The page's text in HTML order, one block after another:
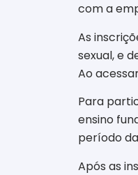
com a
As
sexual, e
Ao
Para
ensino
período
Após as